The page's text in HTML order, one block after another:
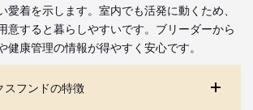
愛着を示します。室内でも活発に動くため、
意すると暮らしやすいです。ブリーダーから
健康管理の情報が得やすく安心です。
スフンドの特徴